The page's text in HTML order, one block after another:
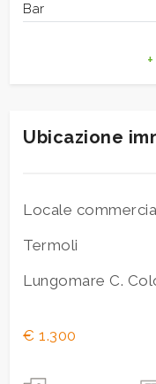
Bar
Ubicazione
Locale
Termoli
Lungomare C.
€ 1.300
5+
Bagni
Qualsiasi
1